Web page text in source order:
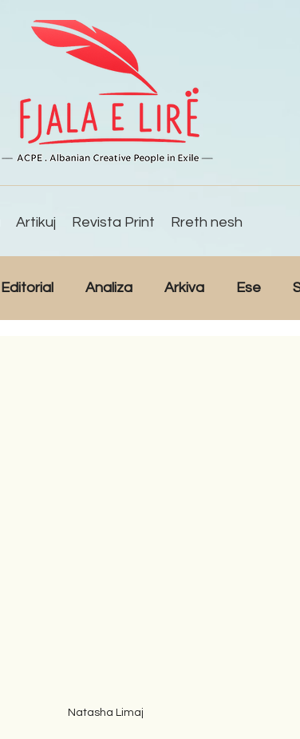
Artikuj Revista Print Rreth nesh
Editorial Analiza Arkiva Ese
Natasha Limaj